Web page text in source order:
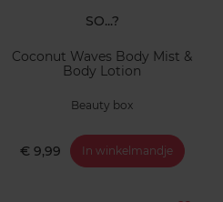
SO...?
Coconut Waves Body Mist &
Body Lotion
Beauty box
€ 9,99 In winkelmandje